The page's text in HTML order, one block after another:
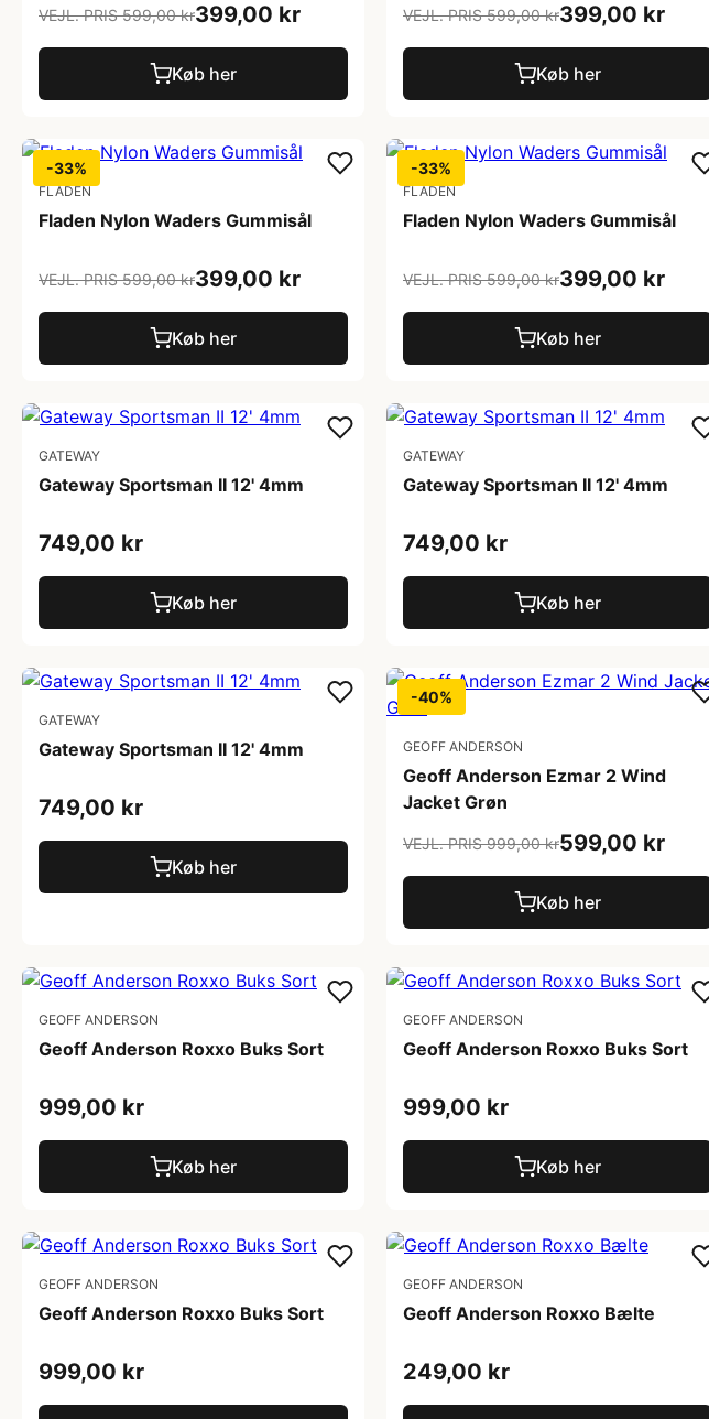
VEJL. PRIS 599,00 kr399,00 kr
Køb her
VEJL. PRIS 599,00 kr399,00 kr
Køb her
-33%
FLADEN
Fladen Nylon Waders Gummisål
VEJL. PRIS 599,00 kr399,00 kr
Køb her
-33%
FLADEN
Fladen Nylon Waders Gummisål
VEJL. PRIS 599,00 kr399,00 kr
Køb her
GATEWAY
Gateway Sportsman II 12' 4mm
749,00 kr
Køb her
GATEWAY
Gateway Sportsman II 12' 4mm
749,00 kr
Køb her
GATEWAY
Gateway Sportsman II 12' 4mm
749,00 kr
Køb her
-40%
GEOFF ANDERSON
Geoff Anderson Ezmar 2 Wind
Jacket Grøn
VEJL. PRIS 999,00 kr599,00 kr
Køb her
GEOFF ANDERSON
Geoff Anderson Roxxo Buks Sort
999,00 kr
Køb her
GEOFF ANDERSON
Geoff Anderson Roxxo Buks Sort
999,00 kr
Køb her
GEOFF ANDERSON
Geoff Anderson Roxxo Buks Sort
999,00 kr
GEOFF ANDERSON
Geoff Anderson Roxxo Bælte
249,00 kr